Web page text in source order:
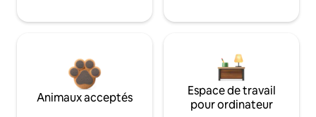
Animaux acceptés
Espace de travail
pour ordinateur